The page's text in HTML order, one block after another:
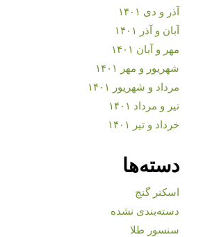
آذر و دی ۱۴۰۱
آبان و آذر ۱۴۰۱
مهر و آبان ۱۴۰۱
شهریور و مهر ۱۴۰۱
مرداد و شهریور ۱۴۰۱
تیر و مرداد ۱۴۰۱
خرداد و تیر ۱۴۰۱
دسته‌ها
اسکنر گنج
دسته‌بندی نشده
سنسور طلا